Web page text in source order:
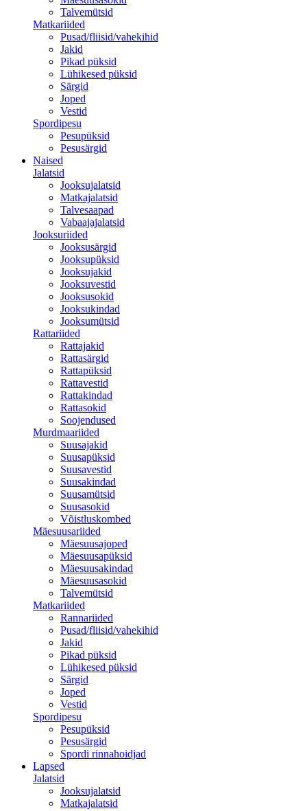
Talvemütsid
Matkariided
Pusad/fliisid/vahekihid
Jakid
Pikad püksid
Lühikesed püksid
Särgid
Joped
Vestid
Spordipesu
Pesupüksid
Pesusärgid
Naised
Jalatsid
Jooksujalatsid
Matkajalatsid
Talvesaapad
Vabaajajalatsid
Jooksuriided
Jooksusärgid
Jooksupüksid
Jooksujakid
Jooksuvestid
Jooksusokid
Jooksukindad
Jooksumütsid
Rattariided
Rattajakid
Rattasärgid
Rattapüksid
Rattavestid
Rattakindad
Rattasokid
Soojendused
Murdmaariided
Suusajakid
Suusapüksid
Suusavestid
Suusakindad
Suusamütsid
Suusasokid
Võistluskombed
Mäesuusariided
Mäesuusajoped
Mäesuusapüksid
Mäesuusakindad
Mäesuusasokid
Talvemütsid
Matkariided
Rannariided
Pusad/fliisid/vahekihid
Jakid
Pikad püksid
Lühikesed püksid
Särgid
Joped
Vestid
Spordipesu
Pesupüksid
Pesusärgid
Spordi rinnahoidjad
Lapsed
Jalatsid
Jooksujalatsid
Matkajalatsid